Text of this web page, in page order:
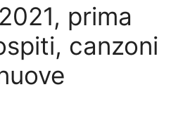
prima
canzoni